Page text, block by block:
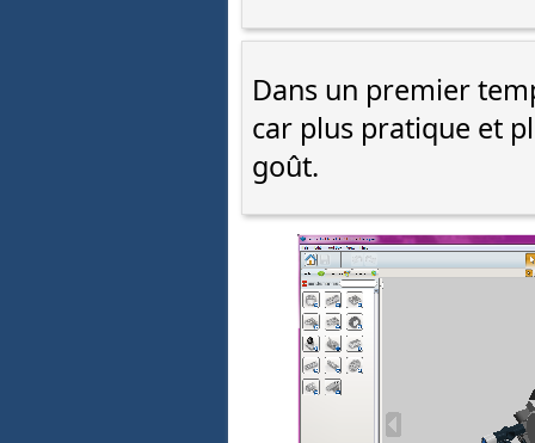
Dans un premier
car plus pratique et
goût.